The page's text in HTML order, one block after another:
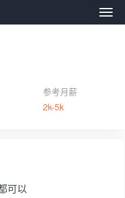
远
参考月薪
2k-5k
可以